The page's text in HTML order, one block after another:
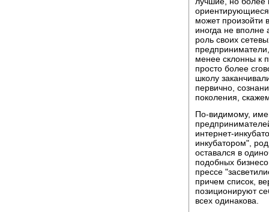
может произойти
иногда не
роль своих
менее склонны к
просто более
школу
первично,
поколения,
По-видимому,
интернет-
инкубатором",
оставался в
подобных
прессе
причем список,
позиционируют
всех одинакова.